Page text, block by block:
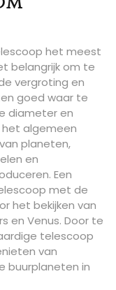
het meest
belangrijk om te
vergroting en
goed waar te
diameter en
algemeen
planeten,
en
Een
met de
het bekijken van
en Venus. Door te
telescoop
van
buurplaneten in